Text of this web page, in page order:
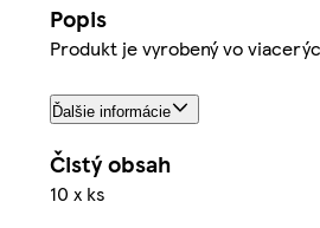
Popis
Produkt je vyrobený vo
Ďalšie informácie
Čistý obsah
10 x ks